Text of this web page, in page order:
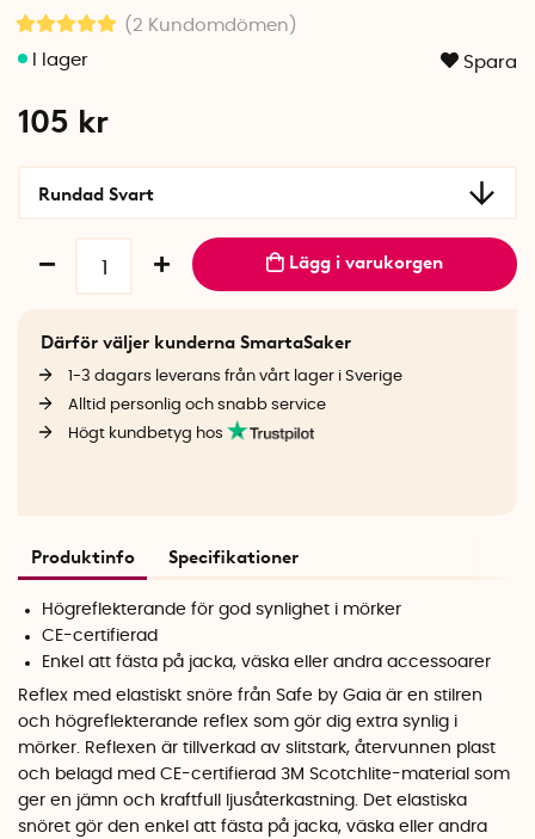
(2 Kundomdömen )
Spara
105 kr
Rundad Svart
Lägg i varukorgen
Därför väljer kunderna SmartaSaker
1-3 dagars leverans från vårt lager i Sverige
Alltid personlig och snabb service
Högt kundbetyg hos
Produktinfo Specifikationer
Högreflekterande för god synlighet i mörker
CE-certifierad
Enkel att fästa på jacka, väska eller andra accessoarer
Reflex med elastiskt snöre från Safe by Gaia är en stilren
och högreflekterande reflex som gör dig extra synlig i
mörker. Reflexen är tillverkad av slitstark, återvunnen plast
och belagd med CE-certifierad 3M Scotchlite-material som
ger en jämn och kraftfull ljusåterkastning. Det elastiska
snöret gör den enkel att fästa på jacka, väska eller andra